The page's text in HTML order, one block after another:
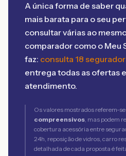
A única forma de saber
mais barata para o seu
consultar várias ao
comparador como o Meu
faz: consulta 18
entrega todas as ofertas
atendimento.
Os valores mostrados referem-se
compreensivos, mas podem
cobertura acessória entre
24h, reposição de vidros, carro
detalhada de cada proposta é